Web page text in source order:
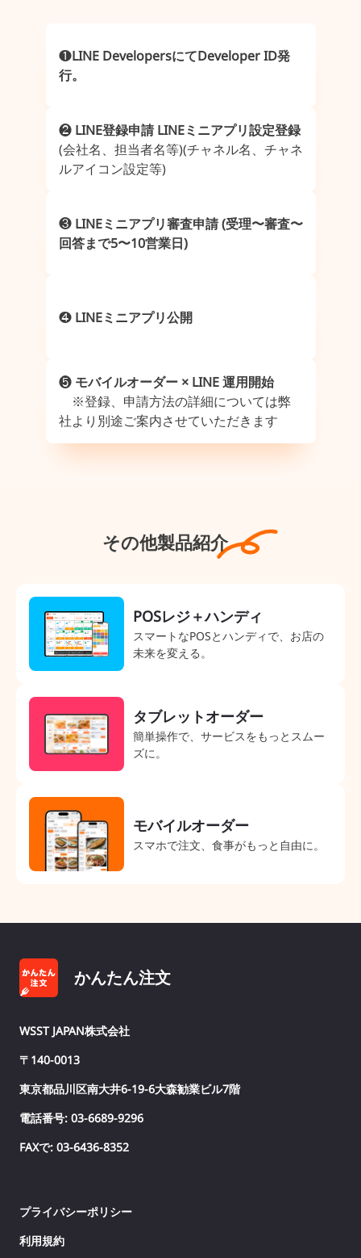
❶LINE DevelopersにてDeveloper ID発
⾏。
❷LINE登録申請LINEミニアプリ設定登録
(会社名、担当者名等)(チャネル名、チャネ
ルアイコン設定等)
❸LINEミニアプリ審査申請 (受理〜審査〜
回答まで5〜10営業⽇)
❹LINEミニアプリ公開
❺モバイルオーダー × LINE 運⽤開始
※登録、申請⽅法の詳細については弊
社より別途ご案内させていただきます
その他製品紹介
POSレジ＋ハンディ
スマートなPOSとハンディで、お店の
未来を変える。
タブレットオーダー
簡単操作で、サービスをもっとスムー
ズに。
モバイルオーダー
スマホで注文、食事がもっと自由に。
かんたん注文
WSST JAPAN株式会社
〒140-0013
東京都品川区南大井6-19-6大森勧業ビル7階
電話番号: 03-6689-9296
FAXで: 03-6436-8352
プライバシーポリシー
利用規約